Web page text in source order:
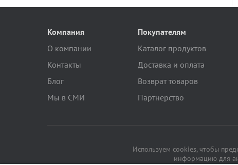
Компания
О компании
Контакты
Блог
Мы в СМИ
Покупателям
Каталог продуктов
Доставка и оплата
Возврат товаров
Партнерство
Используем cookies, чтобы
информацию для